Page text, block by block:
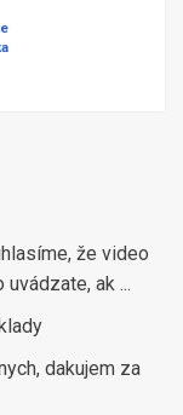
že video
ak ...
dakujem za